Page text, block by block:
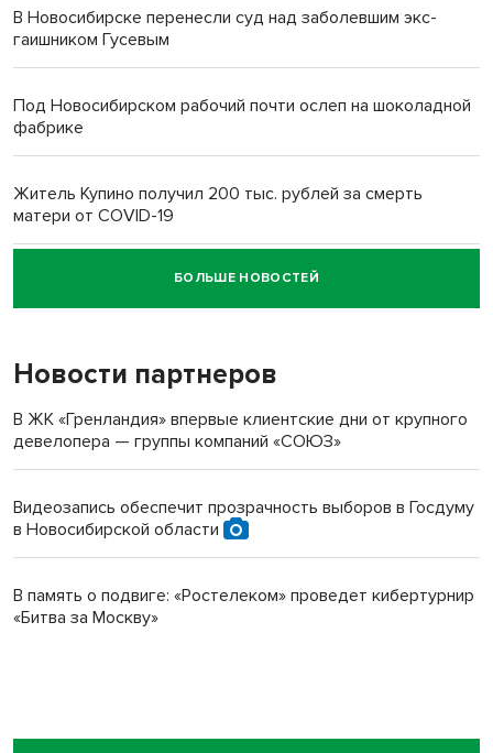
В Новосибирске перенесли суд над заболевшим экс-
гаишником Гусевым
Под Новосибирском рабочий почти ослеп на шоколадной
фабрике
Житель Купино получил 200 тыс. рублей за смерть
матери от COVID-19
Новосибирский суд наказал водителя за смерть
пенсионерки на вокзале
БОЛЬШЕ НОВОСТЕЙ
Новости партнеров
В ЖК «Гренландия» впервые клиентские дни от крупного
девелопера — группы компаний «СОЮЗ»
Видеозапись обеспечит прозрачность выборов в Госдуму
в Новосибирской области
В память о подвиге: «Ростелеком» проведет кибертурнир
«Битва за Москву»